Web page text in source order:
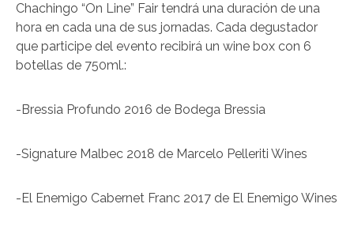
Chachingo “On Line” Fair tendrá una duración de una
hora en cada una de sus jornadas. Cada degustador
que participe del evento recibirá un wine box con 6
botellas de 750ml.:
-Bressia Profundo 2016 de Bodega Bressia
-Signature Malbec 2018 de Marcelo Pelleriti Wines
-El Enemigo Cabernet Franc 2017 de El Enemigo Wines